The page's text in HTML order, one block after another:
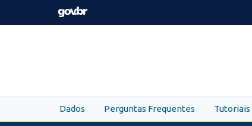
Skip to main content
Dados Perguntas Frequentes Tutoriais